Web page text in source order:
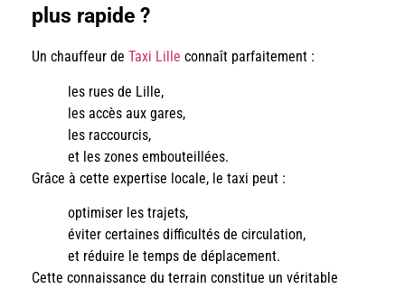
plus rapide ?
Un chauffeur de Taxi Lille connaît parfaitement :
les rues de Lille,
les accès aux gares,
les raccourcis,
et les zones embouteillées.
Grâce à cette expertise locale, le taxi peut :
optimiser les trajets,
éviter certaines difficultés de circulation,
et réduire le temps de déplacement.
Cette connaissance du terrain constitue un véritable